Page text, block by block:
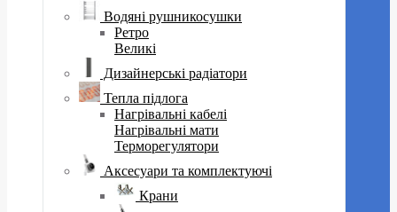
Водяні рушникосушки
Ретро
Великі
Дизайнерські радіатори
Тепла підлога
Нагрівальні кабелі
Нагрівальні мати
Терморегулятори
Аксесуари та комплектуючі
Крани